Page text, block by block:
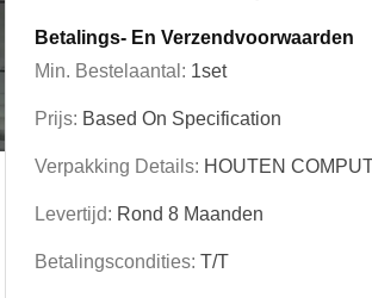
Betalings- En Verzendvoorwaarden
Min. Bestelaantal: 1set
Prijs: Based On Specification
Verpakking Details: HOUTEN
Levertijd: Rond 8 Maanden
Betalingscondities: T/T